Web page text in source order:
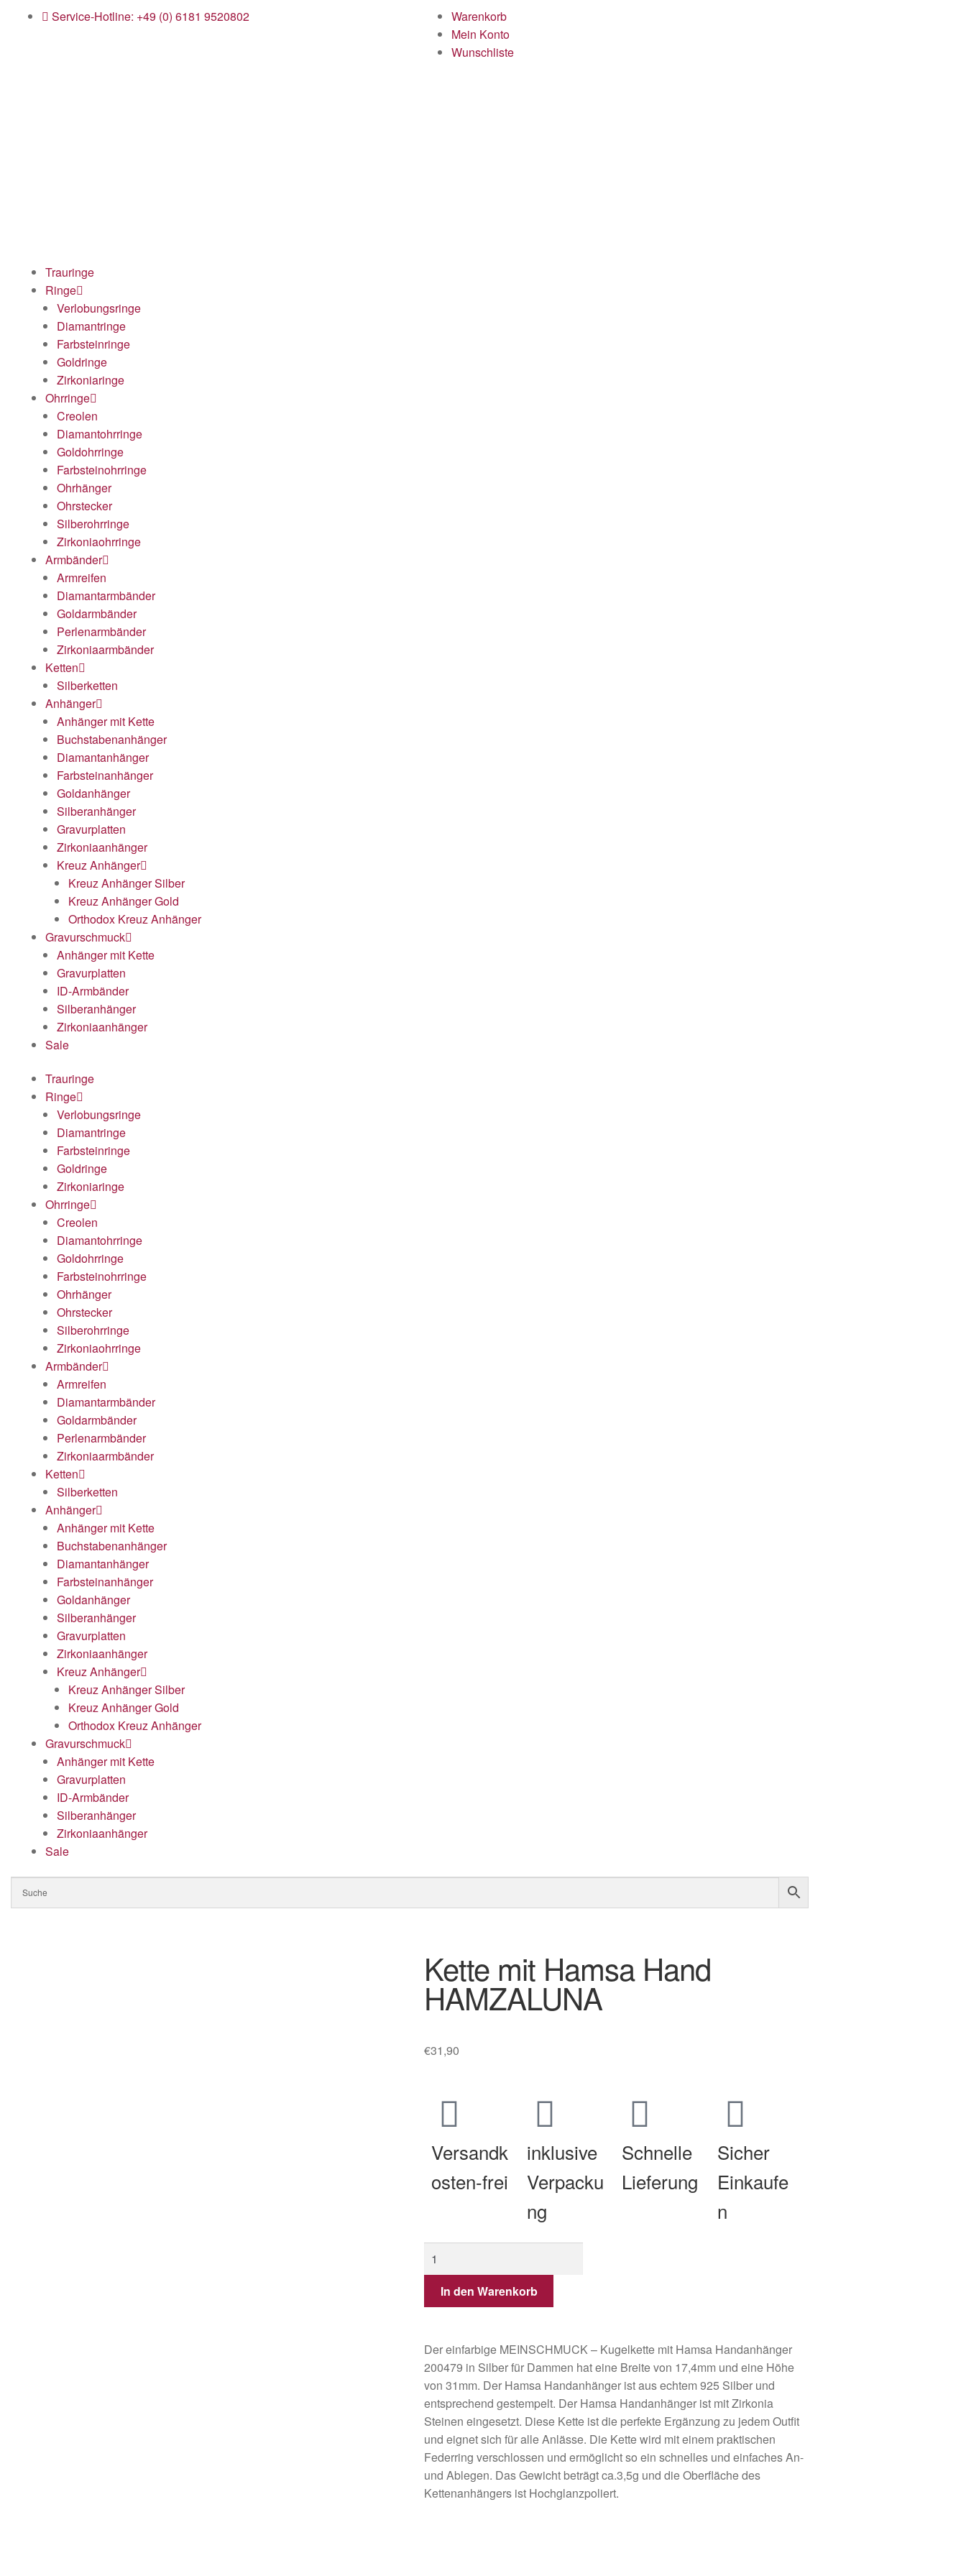
Service-Hotline: +49 (0) 6181 9520802
Warenkorb
Mein Konto
Wunschliste
Trauringe
Ringe
Verlobungsringe
Diamantringe
Farbsteinringe
Goldringe
Zirkoniaringe
Ohrringe
Creolen
Diamantohrringe
Goldohrringe
Farbsteinohrringe
Ohrhänger
Ohrstecker
Silberohrringe
Zirkoniaohrringe
Armbänder
Armreifen
Diamantarmbänder
Goldarmbänder
Perlenarmbänder
Zirkoniaarmbänder
Ketten
Silberketten
Anhänger
Anhänger mit Kette
Buchstabenanhänger
Diamantanhänger
Farbsteinanhänger
Goldanhänger
Silberanhänger
Gravurplatten
Zirkoniaanhänger
Kreuz Anhänger
Kreuz Anhänger Silber
Kreuz Anhänger Gold
Orthodox Kreuz Anhänger
Gravurschmuck
Anhänger mit Kette
Gravurplatten
ID-Armbänder
Silberanhänger
Zirkoniaanhänger
Sale
Trauringe
Ringe
Verlobungsringe
Diamantringe
Farbsteinringe
Goldringe
Zirkoniaringe
Ohrringe
Creolen
Diamantohrringe
Goldohrringe
Farbsteinohrringe
Ohrhänger
Ohrstecker
Silberohrringe
Zirkoniaohrringe
Armbänder
Armreifen
Diamantarmbänder
Goldarmbänder
Perlenarmbänder
Zirkoniaarmbänder
Ketten
Silberketten
Anhänger
Anhänger mit Kette
Buchstabenanhänger
Diamantanhänger
Farbsteinanhänger
Goldanhänger
Silberanhänger
Gravurplatten
Zirkoniaanhänger
Kreuz Anhänger
Kreuz Anhänger Silber
Kreuz Anhänger Gold
Orthodox Kreuz Anhänger
Gravurschmuck
Anhänger mit Kette
Gravurplatten
ID-Armbänder
Silberanhänger
Zirkoniaanhänger
Sale
Kette mit Hamsa Hand
HAMZALUNA
€31,90
Versandk
osten-frei
inklusive
Verpacku
ng
Schnelle
Lieferung
Sicher
Einkaufe
n
In den Warenkorb
Der einfarbige MEINSCHMUCK – Kugelkette mit Hamsa Handanhänger
200479 in Silber für Dammen hat eine Breite von 17,4mm und eine Höhe
von 31mm. Der Hamsa Handanhänger ist aus echtem 925 Silber und
entsprechend gestempelt. Der Hamsa Handanhänger ist mit Zirkonia
Steinen eingesetzt. Diese Kette ist die perfekte Ergänzung zu jedem Outfit
und eignet sich für alle Anlässe. Die Kette wird mit einem praktischen
Federring verschlossen und ermöglicht so ein schnelles und einfaches An-
und Ablegen. Das Gewicht beträgt ca.3,5g und die Oberfläche des
Kettenanhängers ist Hochglanzpoliert.